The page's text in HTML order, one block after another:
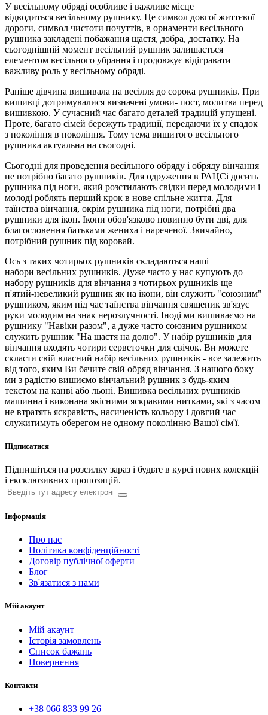
У весільному обряді особливе і важливе місце
відводиться весільному рушнику. Це символ довгої життєвої
дороги, символ чистоти почуттів, в орнаменти весільного
рушника закладені побажання щастя, добра, достатку. На
сьогоднішній момент весільний рушник залишається
елементом весільного убрання і продовжує відігравати
важливу роль у весільному обряді.
Раніше дівчина вишивала на весілля до сорока рушників. При
вишивці дотримувалися визначені умови- пост, молитва перед
вишивкою. У сучасний час багато деталей традицій упущені.
Проте, багато сімей бережуть традиції, передаючи їх у спадок
з покоління в покоління. Тому тема вишитого весільного
рушника актуальна на сьогодні.
Сьогодні для проведення весільного обряду і обряду вінчання
не потрібно багато рушників. Для одруження в РАЦСі досить
рушника під ноги, який розстилають свідки перед молодими і
молоді роблять перший крок в нове спільне життя. Для
таїнства вінчання, окрім рушника під ноги, потрібні два
рушники для ікон. Ікони обов'язково повинно бути дві, для
благословення батьками жениха і нареченої. Звичайно,
потрібний рушник під коровай.
Ось з таких чотирьох рушників складаються наші
набори весільних рушників. Дуже часто у нас купують до
набору рушників для вінчання з чотирьох рушників ще
п'ятий-невеликий рушник як на ікони, він служить "союзним"
рушником, яким під час таїнства вінчання священик зв'язує
руки молодим на знак нерозлучності. Іноді ми вишиваємо на
рушнику "Навіки разом", а дуже часто союзним рушником
служить рушник "На щастя на долю". У набір рушників для
вінчання входять чотири серветочки для свічок. Ви можете
скласти свій власний набір весільних рушників - все залежить
від того, яким Ви бачите свій обряд вінчання. З нашого боку
ми з радістю вишиємо вінчальний рушник з будь-яким
текстом на канві або льоні. Вишивка весільних рушників
машинна і виконана якісними яскравими нитками, які з часом
не втратять яскравість, насиченість кольору і довгий час
служитимуть оберегом не одному поколінню Вашої сім'ї.
Підписатися
Підпишіться на розсилку зараз і будьте в курсі нових колекцій
і ексклюзивних пропозицій.
Інформація
Про нас
Політика конфіденційності
Договір публічної оферти
Блог
Зв'язатися з нами
Мій акаунт
Мій акаунт
Історія замовлень
Список бажань
Повернення
Контакти
+38 066 833 99 26